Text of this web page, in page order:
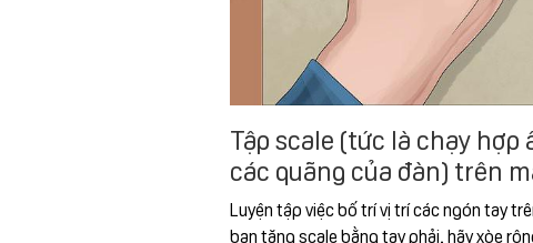
Tập scale (tức là chạy
các quãng của đàn) trên
Luyện tập việc bố trí vị trí các ngón tay
bạn tăng scale bằng tay phải, hãy xòe